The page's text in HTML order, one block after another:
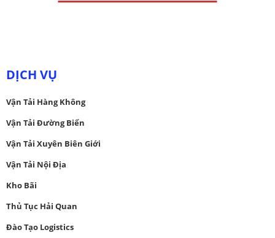
DỊCH VỤ
Vận Tải Hàng Không
Vận Tải Đường Biển
Vận Tải Xuyên Biên Giới
Vận Tải Nội Địa
Kho Bãi
Thủ Tục Hải Quan
Đào Tạo Logistics